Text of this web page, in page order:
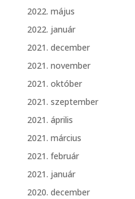
2022. május
2022. január
2021. december
2021. november
2021. október
2021. szeptember
2021. április
2021. március
2021. február
2021. január
2020. december